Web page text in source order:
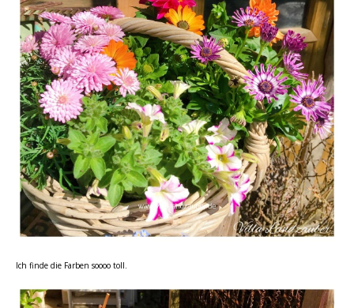
Ich finde die Farben soooo toll.